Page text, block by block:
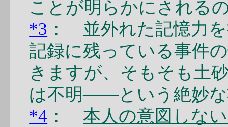
ことが明らかにされる
*3 ： 並外れた記憶力
記録に残っている事件
きますが、そもそも土
は不明――という絶妙
*4 ：本人の意図しな